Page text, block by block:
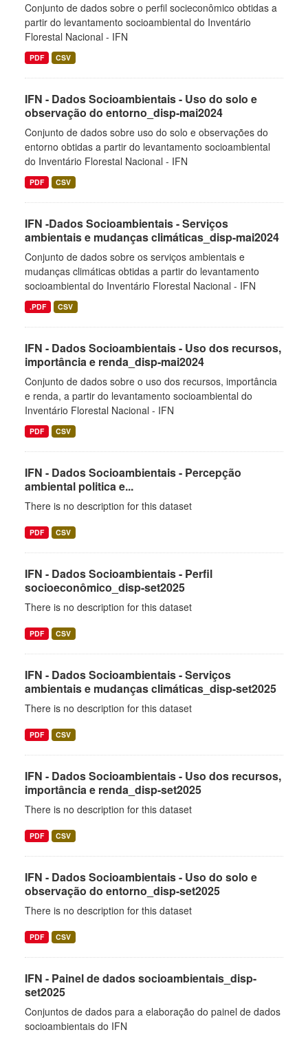
Conjunto de dados sobre o perfil socieconômico obtidas a
partir do levantamento socioambiental do Inventário
Florestal Nacional - IFN
PDF CSV
IFN - Dados Socioambientais - Uso do solo e
observação do entorno_disp-mai2024
Conjunto de dados sobre uso do solo e observações do
entorno obtidas a partir do levantamento socioambiental
do Inventário Florestal Nacional - IFN
PDF CSV
IFN -Dados Socioambientais - Serviços
ambientais e mudanças climáticas_disp-mai2024
Conjunto de dados sobre os serviços ambientais e
mudanças climáticas obtidas a partir do levantamento
socioambiental do Inventário Florestal Nacional - IFN
.PDF CSV
IFN - Dados Socioambientais - Uso dos recursos,
importância e renda_disp-mai2024
Conjunto de dados sobre o uso dos recursos, importância
e renda, a partir do levantamento socioambiental do
Inventário Florestal Nacional - IFN
PDF CSV
IFN - Dados Socioambientais - Percepção
ambiental politica e...
There is no description for this dataset
PDF CSV
IFN - Dados Socioambientais - Perfil
socioeconômico_disp-set2025
There is no description for this dataset
PDF CSV
IFN - Dados Socioambientais - Serviços
ambientais e mudanças climáticas_disp-set2025
There is no description for this dataset
PDF CSV
IFN - Dados Socioambientais - Uso dos recursos,
importância e renda_disp-set2025
There is no description for this dataset
PDF CSV
IFN - Dados Socioambientais - Uso do solo e
observação do entorno_disp-set2025
There is no description for this dataset
PDF CSV
IFN - Painel de dados socioambientais_disp-
set2025
Conjuntos de dados para a elaboração do painel de dados
socioambientais do IFN